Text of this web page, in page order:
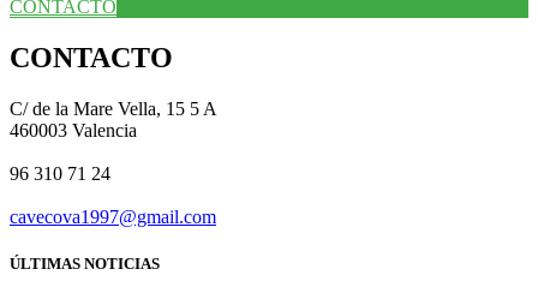
CONTACTO
CONTACTO
C/ de la Mare Vella, 15 5 A
460003 Valencia
96 310 71 24
cavecova1997@gmail.com
ÚLTIMAS NOTICIAS